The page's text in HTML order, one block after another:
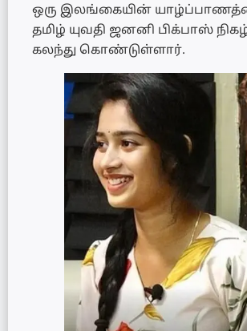
ஒரு இலங்கையின்
தமிழ் யுவதி ஜனனி பிக்பாஸ்
கலந்து கொண்டுள்ளார்.